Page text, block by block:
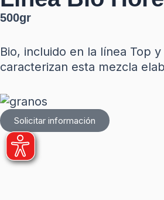
500gr
Bio, incluido en la línea Top
caracterizan esta mezcla
Solicitar información